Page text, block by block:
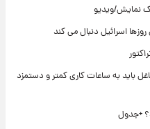
نمایش/ویدیو
اسرائیل دنبال می کند
باید به ساعات کاری کمتر و دستمزد